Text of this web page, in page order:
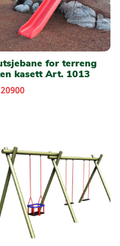
for terreng
kasett Art. 1013